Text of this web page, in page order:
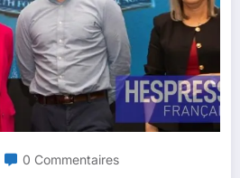
0 Commentaires